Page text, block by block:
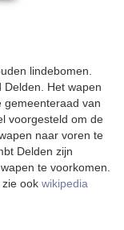
lindebomen.
Delden. Het wapen
gemeenteraad van
voorgesteld om de
naar voren te
Delden zijn
te voorkomen.
ook wikipedia